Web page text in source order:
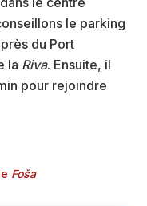
le parking
du Port
la Riva. Ensuite, il
pour rejoindre
Foša